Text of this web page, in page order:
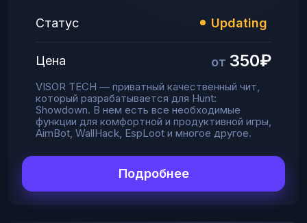
Статус Updating
Цена от 350₽
VISOR TECH — приватный качественный чит,
который разрабатывается для Hunt:
Showdown. В нем есть все необходимые
функции для комфортной и продуктивной игры,
AimBot, WallHack, EspLoot и многое другое.
Подробнее